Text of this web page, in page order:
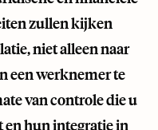
zullen kijken
niet alleen naar
een werknemer te
van controle die u
hun integratie in